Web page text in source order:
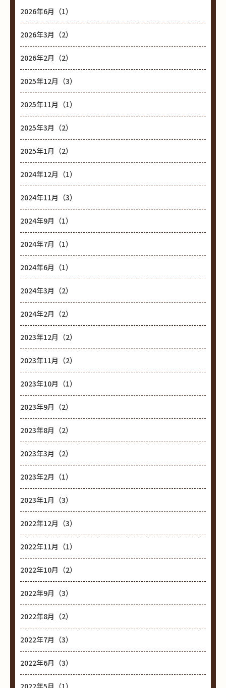
2026年6月（1）
2026年3月（2）
2026年2月（2）
2025年12月（3）
2025年11月（1）
2025年3月（2）
2025年1月（2）
2024年12月（1）
2024年11月（3）
2024年9月（1）
2024年7月（1）
2024年6月（1）
2024年3月（2）
2024年2月（2）
2023年12月（2）
2023年11月（2）
2023年10月（1）
2023年9月（2）
2023年8月（2）
2023年3月（2）
2023年2月（1）
2023年1月（3）
2022年12月（3）
2022年11月（1）
2022年10月（2）
2022年9月（3）
2022年8月（2）
2022年7月（3）
2022年6月（3）
2022年5月（1）